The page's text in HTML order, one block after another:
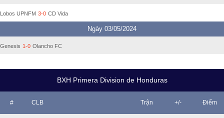
Lobos UPNFM 3-0 CD Vida
Ngày 03/05/2024
Genesis 1-0 Olancho FC
BXH Primera Division de Honduras
# CLB Trận +/- Điểm